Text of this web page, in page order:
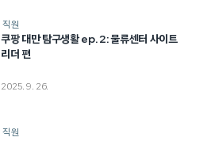
직원
쿠팡 대만 탐구생활 ep. 2: 물류센터 사이트
리더 편
2025. 9. 26.
직원